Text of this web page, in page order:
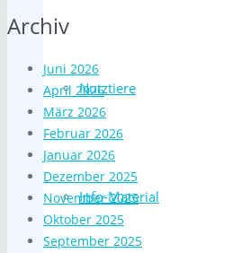
Nutztiere
Info-Material
Archiv
Juni 2026
April 2026
März 2026
Februar 2026
Januar 2026
Dezember 2025
November 2025
Oktober 2025
September 2025